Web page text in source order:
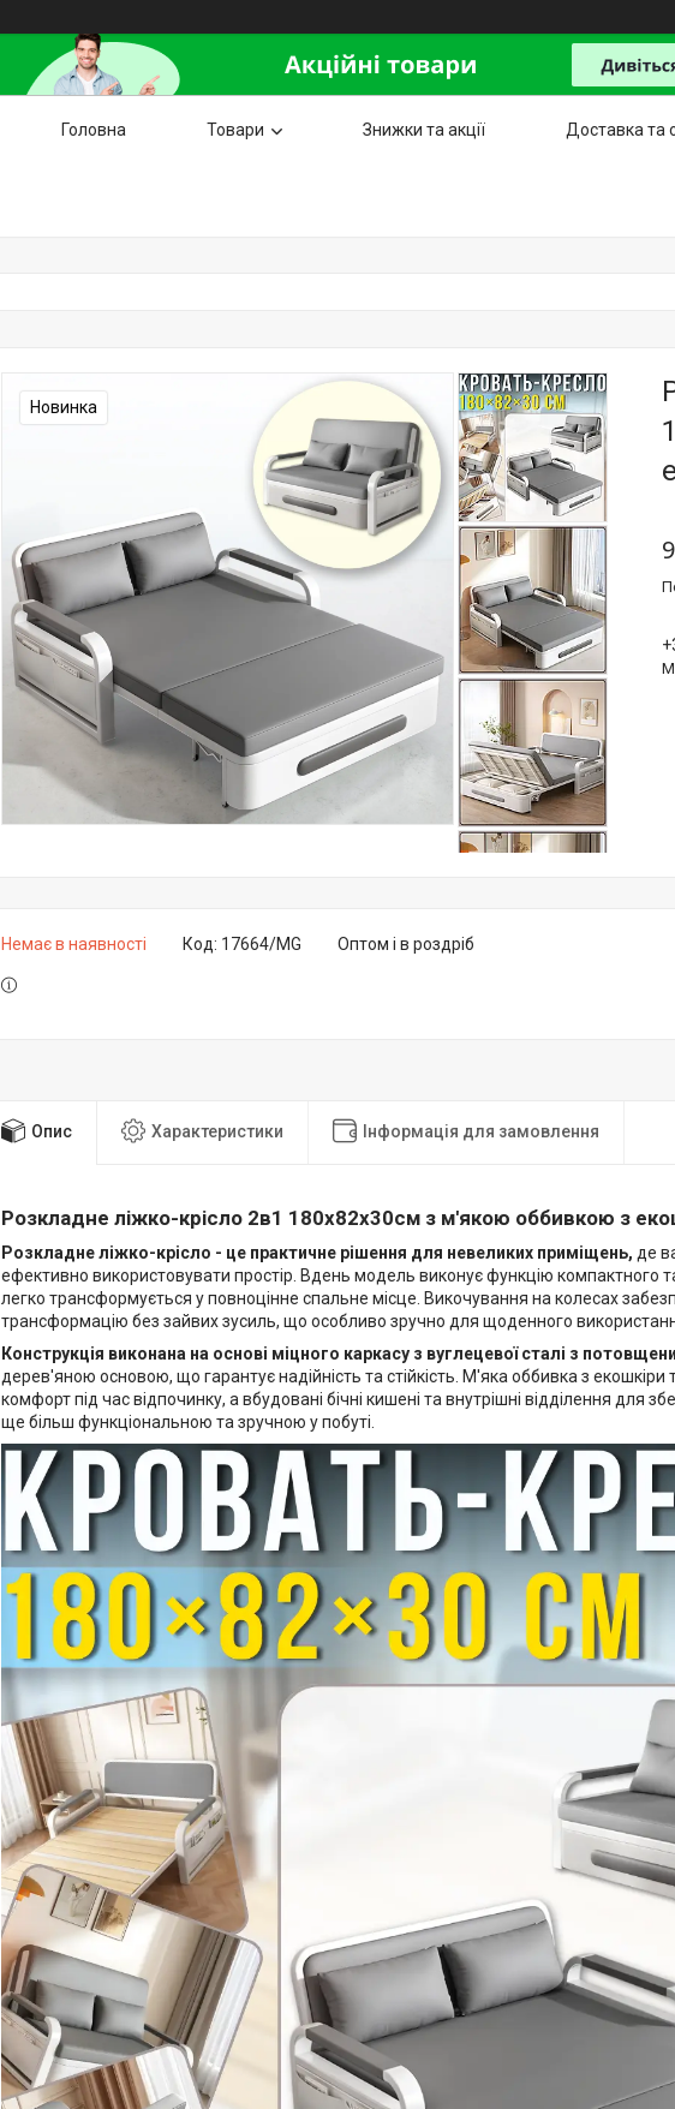
Головна Товари Знижки та акції Доставка та
Новинка
Немає в наявності Оптом і в роздріб
Код: 17664/MG
Опис Характеристики Інформація для замовлення
Розкладне ліжко-крісло 2в1 180х82х30см з м'якою оббивкою з
Розкладне ліжко-крісло - це практичне рішення для невеликих приміщень, де
ефективно використовувати простір. Вдень модель виконує функцію компактного
легко трансформується у повноцінне спальне місце. Викочування на колесах
трансформацію без зайвих зусиль, що особливо зручно для щоденного
Конструкція виконана на основі міцного каркасу з вуглецевої сталі з
дерев'яною основою, що гарантує надійність та стійкість. М'яка оббивка з
комфорт під час відпочинку, а вбудовані бічні кишені та внутрішні відділення для
ще більш функціональною та зручною у побуті.